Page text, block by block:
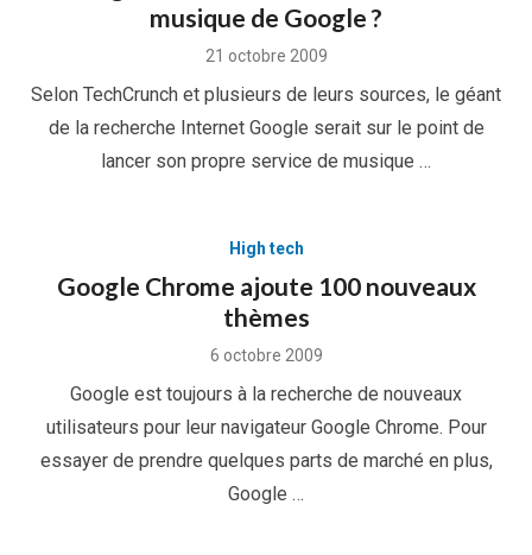
musique de Google ?
Posted
21 octobre 2009
Selon TechCrunch et plusieurs de leurs sources, le géant
de la recherche Internet Google serait sur le point de
lancer son propre service de musique …
High tech
Google Chrome ajoute 100 nouveaux
thèmes
Posted
6 octobre 2009
Google est toujours à la recherche de nouveaux
utilisateurs pour leur navigateur Google Chrome. Pour
essayer de prendre quelques parts de marché en plus,
Google …